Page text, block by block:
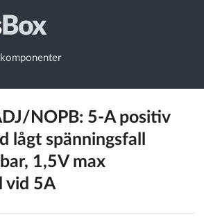
NOPB: 5-A positiv
lågt spänningsfall
1,5V max
vid 5A